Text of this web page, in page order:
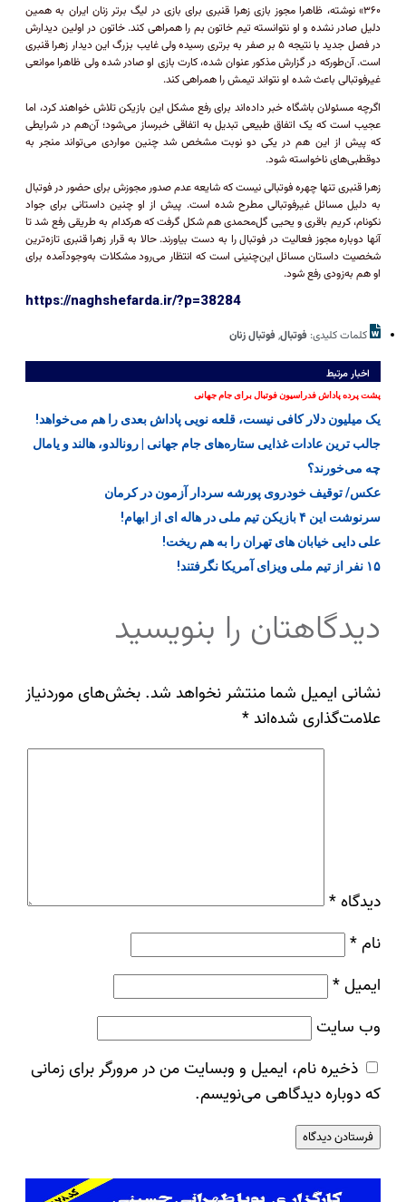
۳۶۰» نوشته، ظاهرا مجوز بازی زهرا قنبری برای بازی در لیگ برتر زنان ایران به همین
دلیل صادر نشده و او نتوانسته تیم خاتون بم را همراهی کند. خاتون در اولین دیدارش
در فصل جدید با نتیجه ۵ بر صفر به برتری رسیده ولی غایب بزرگ این دیدار زهرا قنبری
است. آن‌طورکه در گزارش مذکور عنوان شده، کارت بازی او صادر شده ولی ظاهرا موانعی
غیرفوتبالی باعث شده او نتواند تیمش را همراهی کند.
اگرچه مسئولان باشگاه خبر داده‌اند برای رفع مشکل این بازیکن تلاش خواهند کرد، اما
عجیب است که یک اتفاق طبیعی تبدیل به اتفاقی خبرساز می‌شود؛ آن‌هم در شرایطی
که پیش از این هم در یکی دو نوبت مشخص شد چنین مواردی می‌تواند منجر به
دوقطبی‌های ناخواسته شود.
زهرا قنبری تنها چهره فوتبالی نیست که شایعه عدم صدور مجوزش برای حضور در فوتبال
به دلیل مسائل غیرفوتبالی مطرح شده است. پیش از او چنین داستانی برای جواد
نکونام، کریم باقری و یحیی گل‌محمدی هم شکل گرفت که هرکدام به طریقی رفع شد تا
آنها دوباره مجوز فعالیت در فوتبال را به دست بیاورند. حالا به قرار زهرا قنبری تازه‌ترین
شخصیت داستان مسائل این‌چنینی است که انتظار می‌رود مشکلات به‌وجودآمده برای
او هم به‌زودی رفع شود.
https://naghshefarda.ir/?p=38284
کلمات کلیدی: فوتبال, فوتبال زنان
اخبار مرتبط
پشت پرده پاداش فدراسیون فوتبال برای جام جهانی
یک میلیون دلار کافی نیست، قلعه‌ نویی پاداش بعدی را هم می‌خواهد!
جالب ترین عادات غذایی ستاره‌های جام جهانی | رونالدو، هالند و یامال
چه می‌خورند؟
عکس/ توقیف خودروی پورشه سردار آزمون در کرمان
سرنوشت این ۴ بازیکن تیم ملی در هاله ای از ابهام!
علی دایی خیابان های تهران را به هم ریخت!
۱۵ نفر از تیم ملی ویزای آمریکا نگرفتند!
دیدگاهتان را بنویسید
نشانی ایمیل شما منتشر نخواهد شد. بخش‌های موردنیاز
علامت‌گذاری شده‌اند*
دیدگاه *
نام*
ایمیل*
وب‌ سایت
ذخیره نام، ایمیل و وبسایت من در مرورگر برای زمانی
که دوباره دیدگاهی می‌نویسم.